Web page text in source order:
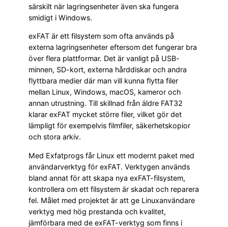
särskilt när lagringsenheter även ska fungera
smidigt i Windows.
exFAT är ett filsystem som ofta används på
externa lagringsenheter eftersom det fungerar bra
över flera plattformar. Det är vanligt på USB-
minnen, SD-kort, externa hårddiskar och andra
flyttbara medier där man vill kunna flytta filer
mellan Linux, Windows, macOS, kameror och
annan utrustning. Till skillnad från äldre FAT32
klarar exFAT mycket större filer, vilket gör det
lämpligt för exempelvis filmfiler, säkerhetskopior
och stora arkiv.
Med Exfatprogs får Linux ett modernt paket med
användarverktyg för exFAT. Verktygen används
bland annat för att skapa nya exFAT-filsystem,
kontrollera om ett filsystem är skadat och reparera
fel. Målet med projektet är att ge Linuxanvändare
verktyg med hög prestanda och kvalitet,
jämförbara med de exFAT-verktyg som finns i